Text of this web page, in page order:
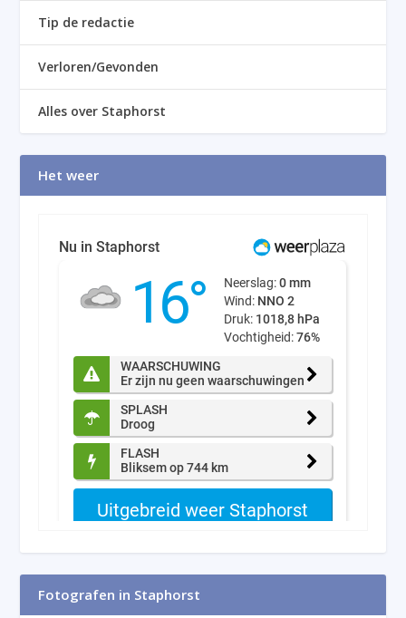
Tip de redactie
Verloren/Gevonden
Alles over Staphorst
Het weer
Fotografen in Staphorst